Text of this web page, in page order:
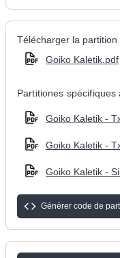
Télécharger la partition
Goiko Kaletik.pdf
Partitiones spécifiques
Goiko Kaletik -
Goiko Kaletik -
Goiko Kaletik -
Générer code de